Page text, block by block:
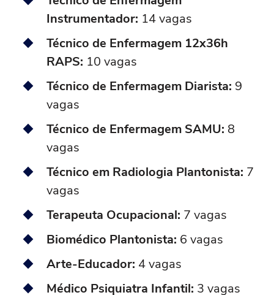
Instrumentador: 14 vagas
Técnico de Enfermagem 12x36h
RAPS: 10 vagas
Técnico de Enfermagem Diarista: 9
vagas
Técnico de Enfermagem SAMU: 8
vagas
Técnico em Radiologia Plantonista: 7
vagas
Terapeuta Ocupacional: 7 vagas
Biomédico Plantonista: 6 vagas
Arte-Educador: 4 vagas
Médico Psiquiatra Infantil: 3 vagas